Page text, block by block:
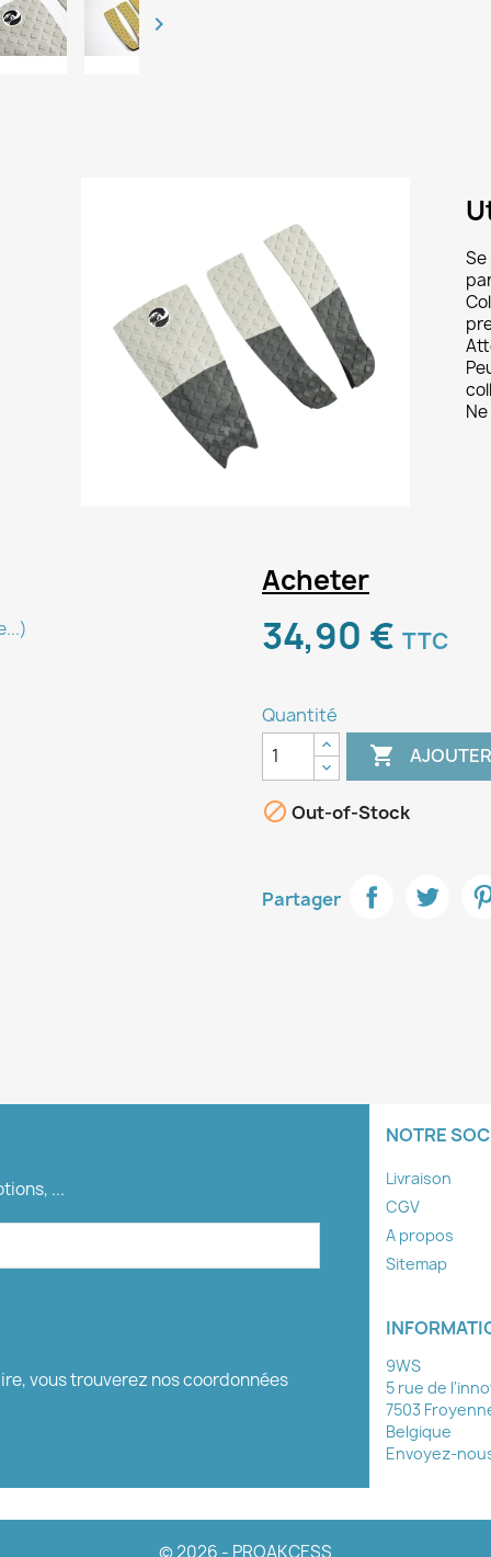

Acheter
34,90 € TTC
Quantité

 Out-of-Stock
Partager
...
vous trouverez nos coordonnées
NOTRE
Livraison
CGV
A propos
Sitemap
9WS
5 rue de
7503
Belgique
Envoyez-
Annuler
© 2026 - PROAKCESS